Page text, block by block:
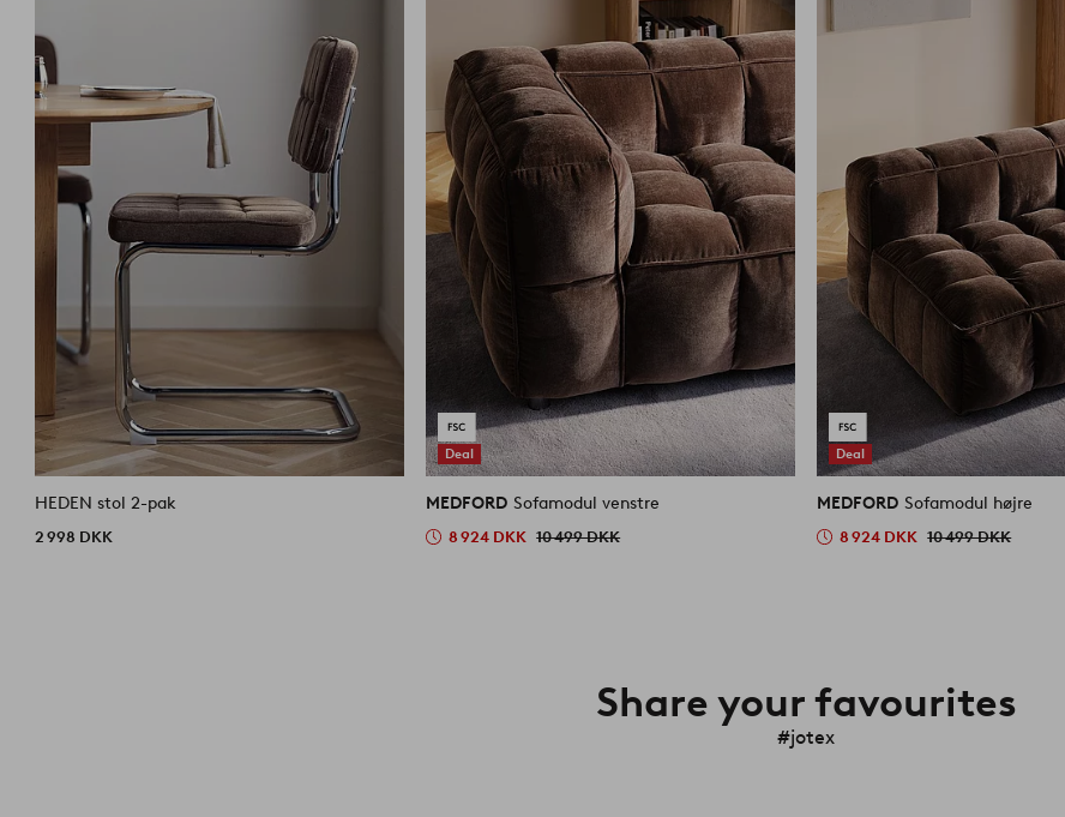
HEDEN stol 2-pak
2 998 DKK
Deal
MEDFORD Sofamodul venstre
8 924 DKK 10 499 DKK
Deal
MEDFORD Sofamodul højre
8 924 DKK 10 499 DKK
Share your favourites
#jotex